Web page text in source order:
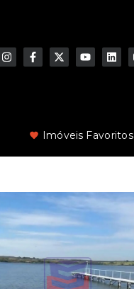
Imóveis Favoritos